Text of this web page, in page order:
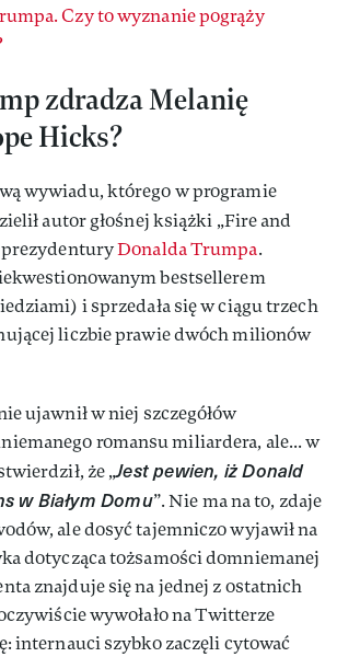
Czy to wyznanie pogrąży
zdradza Melanię
Hicks?
wywiadu, którego w programie
autor głośnej książki „Fire and
prezydenturyDonalda Trumpa.
bestsellerem
i sprzedała się w ciągu trzech
liczbie prawie dwóch milionów
ujawnił w niej szczegółów
romansu miliardera, ale... w
że „Jest pewien, iż Donald
w Białym Domu”. Nie ma na to, zdaje
ale dosyć tajemniczo wyjawił na
dotycząca tożsamości domniemanej
znajduje się na jednej z ostatnich
wywołało na Twitterze
internauci szybko zaczęli cytować